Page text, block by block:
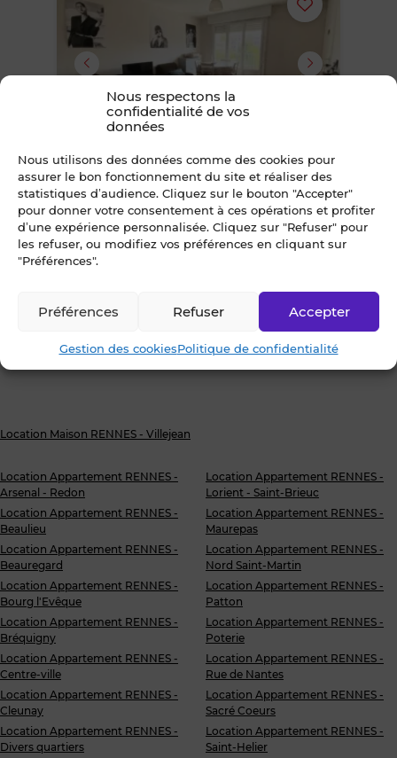
Nous respectons la
confidentialité de vos
données
Nous utilisons des données comme des cookies pour
assurer le bon fonctionnement du site et réaliser des
statistiques d’audience. Cliquez sur le bouton "Accepter"
pour donner votre consentement à ces opérations et profiter
d’une expérience personnalisée. Cliquez sur "Refuser" pour
les refuser, ou modifiez vos préférences en cliquant sur
"Préférences".
Accepter
Refuser
Préférences
Gestion des cookiesPolitique de confidentialité
Ajouter
ou
bien
des
favoris
Appartement 4 pièce(s)
RENNES (35000) - Quartier Villejean
70m² • 4 pièces
Location Maison RENNES - Villejean
Location Appartement RENNES -
Arsenal - Redon
Location Appartement RENNES -
Beaulieu
Location Appartement RENNES -
Beauregard
Location Appartement RENNES -
Bourg l'Evêque
Location Appartement RENNES -
Bréquigny
Location Appartement RENNES -
Centre-ville
Location Appartement RENNES -
Cleunay
Location Appartement RENNES -
Divers quartiers
Location Appartement RENNES -
Lorient - Saint-Brieuc
Location Appartement RENNES -
Maurepas
Location Appartement RENNES -
Nord Saint-Martin
Location Appartement RENNES -
Patton
Location Appartement RENNES -
Poterie
Location Appartement RENNES -
Rue de Nantes
Location Appartement RENNES -
Sacré Coeurs
Location Appartement RENNES -
Saint-Helier